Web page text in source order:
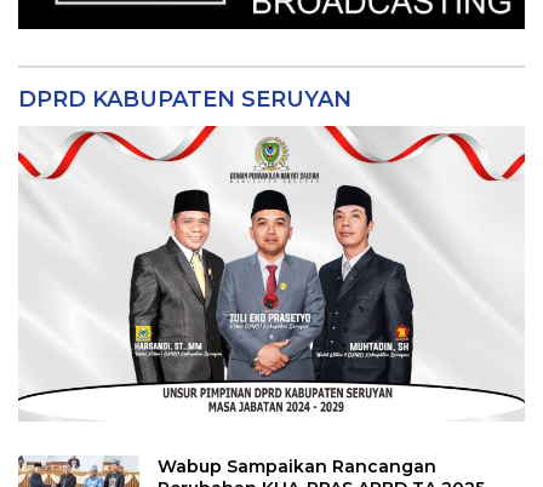
DPRD KABUPATEN SERUYAN
Wabup Sampaikan Rancangan